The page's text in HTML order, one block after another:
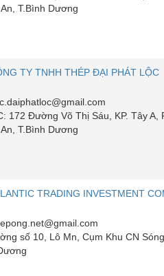
T.Bình Dương
TY TNHH THÉP ĐẠI PHÁT LỘC
172 Đường Võ Thị Sáu, KP. Tây A,
T.Bình Dương
TRADING INVESTMENT
số 10, Lô Mn, Cụm Khu CN